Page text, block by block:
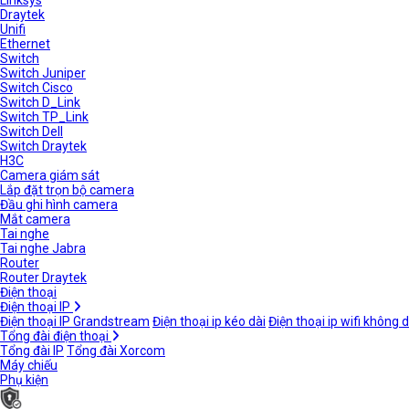
Draytek
Unifi
Ethernet
Switch
Switch Juniper
Switch Cisco
Switch D_Link
Switch TP_Link
Switch Dell
Switch Draytek
H3C
Camera giám sát
Lắp đặt trọn bộ camera
Đầu ghi hình camera
Mắt camera
Tai nghe
Tai nghe Jabra
Router
Router Draytek
Điện thoại
Điện thoại IP
Điện thoại IP Grandstream Điện thoại ip kéo dài Điện thoại ip wifi không
Tổng đài điện thoại
Tổng đài IP Tổng đài Xorcom
Máy chiếu
Phụ kiện